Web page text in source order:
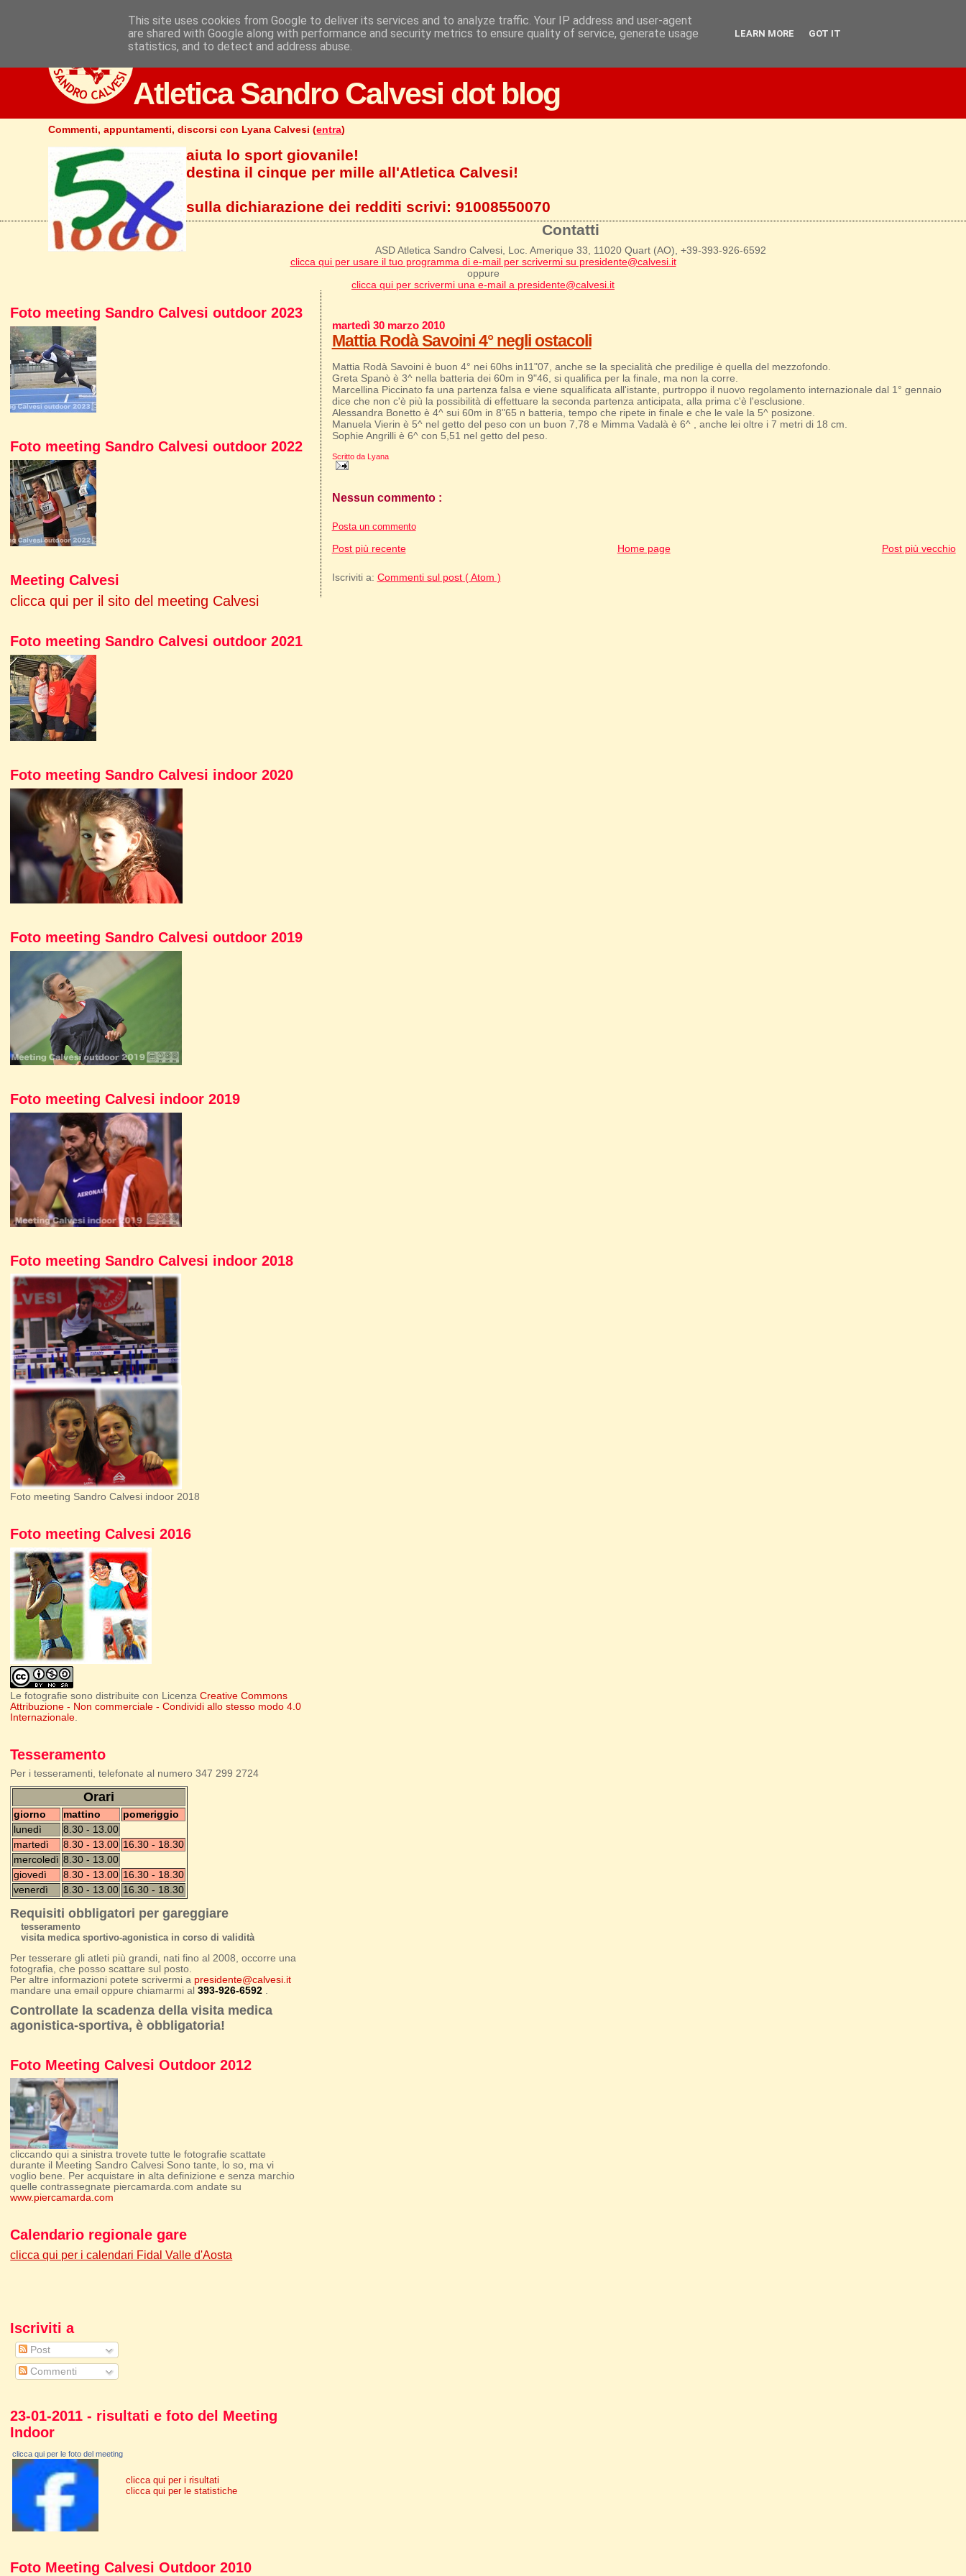
Atletica Sandro Calvesi dot blog
Commenti, appuntamenti, discorsi con Lyana Calvesi (entra)
aiuta lo sport giovanile!
destina il cinque per mille all'Atletica Calvesi!
sulla dichiarazione dei redditi scrivi:91008550070
Contatti
ASD Atletica Sandro Calvesi, Loc. Amerique 33, 11020 Quart (AO), +39-393-926-6592
clicca qui per usare il tuo programma di e-mail per scrivermi su presidente@calvesi.it
oppure
clicca qui per scrivermi una e-mail a presidente@calvesi.it
martedì 30 marzo 2010
Mattia Rodà Savoini 4° negli ostacoli
Mattia Rodà Savoini è buon 4° nei 60hs in11"07, anche se la specialità che predilige è quella del mezzofondo.
Greta Spanò è 3^ nella batteria dei 60m in 9"46, si qualifica per la finale, ma non la corre.
Marcellina Piccinato fa una partenza falsa e viene squalificata all'istante, purtroppo il nuovo regolamento internazionale dal 1° gennaio
dice che non c'è più la possibilità di effettuare la seconda partenza anticipata, alla prima c'è l'esclusione.
Alessandra Bonetto è 4^ sui 60m in 8"65 n batteria, tempo che ripete in finale e che le vale la 5^ posizone.
Manuela Vierin è 5^ nel getto del peso con un buon 7,78 e Mimma Vadalà è 6^ , anche lei oltre i 7 metri di 18 cm.
Sophie Angrilli è 6^ con 5,51 nel getto del peso.
Scritto da Lyana
Nessun commento :
Posta un commento
Post più recente Post più vecchio
Home page
Iscriviti a: Commenti sul post ( Atom )
Foto meeting Sandro Calvesi outdoor 2023
Foto meeting Sandro Calvesi outdoor 2022
Meeting Calvesi
clicca qui per il sito del meeting Calvesi
Foto meeting Sandro Calvesi outdoor 2021
Foto meeting Sandro Calvesi indoor 2020
Foto meeting Sandro Calvesi outdoor 2019
Foto meeting Calvesi indoor 2019
Foto meeting Sandro Calvesi indoor 2018
Foto meeting Sandro Calvesi indoor 2018
Foto meeting Calvesi 2016
Le fotografie sono distribuite con LicenzaCreative Commons
Attribuzione - Non commerciale - Condividi allo stesso modo 4.0
Internazionale.
Tesseramento
Per i tesseramenti, telefonate al numero 347 299 2724
Orari
giorno mattino
pomeriggio
lunedì
8.30 - 13.00
martedì
8.30 - 13.00 16.30 - 18.30
mercoledì 8.30 - 13.00
giovedì
8.30 - 13.00 16.30 - 18.30
venerdì
8.30 - 13.00 16.30 - 18.30
Requisiti obbligatori per gareggiare
tesseramento
visita medica sportivo-agonistica in corso di validità
Per tesserare gli atleti più grandi, nati fino al 2008, occorre una
fotografia, che posso scattare sul posto.
Per altre informazioni potete scrivermi a presidente@calvesi.it
mandare una email oppure chiamarmi al393-926-6592
Controllate la scadenza della visita medica
agonistica-sportiva, è obbligatoria!
Foto Meeting Calvesi Outdoor 2012
cliccando qui a sinistra trovete tutte le fotografie scattate
durante il Meeting Sandro Calvesi Sono tante, lo so, ma vi
voglio bene. Per acquistare in alta definizione e senza marchio
quelle contrassegnate piercamarda.com andate su
www.piercamarda.com
Calendario regionale gare
clicca qui per i calendari Fidal Valle d'Aosta
Iscriviti a
Post
Commenti
23-01-2011 - risultati e foto del Meeting
Indoor
clicca qui per le foto del meeting
clicca qui per i risultati
clicca qui per le statistiche
Foto Meeting Calvesi Outdoor 2010
This site uses cookies from Google to deliver its services and to analyze traffic. Your IP address and user-agent
are shared with Google along with performance and security metrics to ensure quality of service, generate usage
statistics, and to detect and address abuse.
LEARN MORE GOT IT